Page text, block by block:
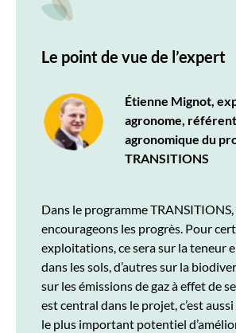
Le point de vue de l’expert
Étienne Mignot,
agronome,
agronomique du
TRANSITIONS
Dans le programme
encourageons les progrès. Pour
exploitations, ce sera sur la teneur
dans les sols, d’autres sur la
sur les émissions de gaz à effet de
est central dans le projet, c’est
le plus important potentiel